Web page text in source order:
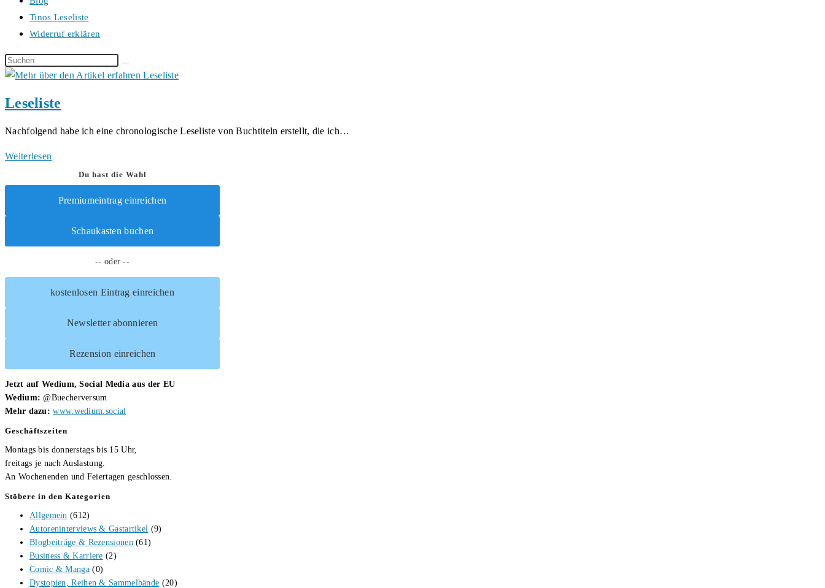
Tinos Leseliste
Widerruf erklären
Diese
Website
Leseliste
Nachfolgend habe ich eine chronologische Leseliste von Buchtiteln erstellt, die ich…
Weiterlesen
Du hast die Wahl
Premiumeintrag einreichen
Schaukasten buchen
-- oder --
kostenlosen Eintrag einreichen
Newsletter abonnieren
Rezension einreichen
Jetzt auf Wedium, Social Media aus der EU
Wedium: @Buecherversum
Mehr dazu: www.wedium.social
Geschäftszeiten
Montags bis donnerstags bis 15 Uhr,
freitags je nach Auslastung.
An Wochenenden und Feiertagen geschlossen.
Stöbere in den Kategorien
Allgemein (612)
Autoreninterviews & Gastartikel (9)
Blogbeiträge & Rezensionen (61)
Business & Karriere (2)
Comic & Manga (0)
Dystopien, Reihen & Sammelbände (20)